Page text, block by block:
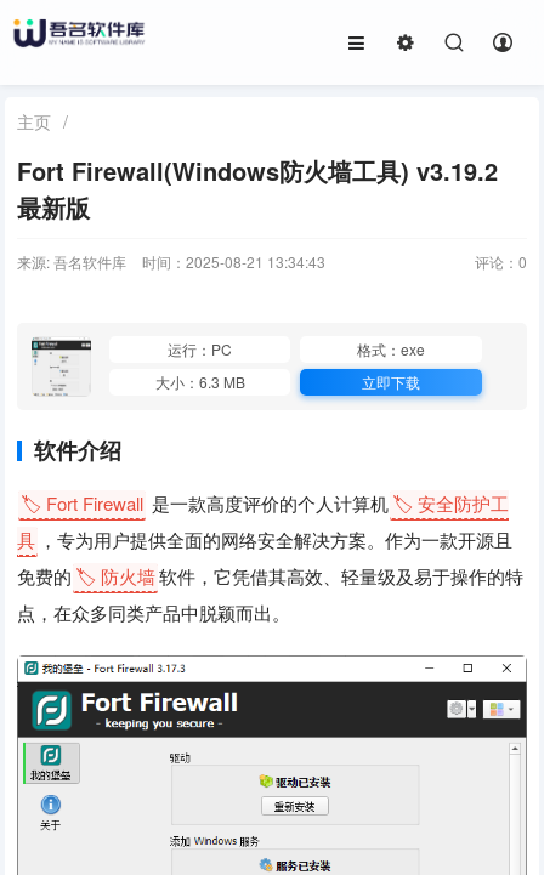
主页 /
Fort Firewall(Windows防火墙工具) v3.19.2
最新版
来源: 吾名软件库 时间：2025-08-21 13:34:43 评论： 0
运行：PC
格式：exe
大小：6.3 MB
立即下载
软件介绍
🏷️ Fort Firewall 是一款高度评价的个人计算机🏷️ 安全防护工
具 ，专为用户提供全面的网络安全解决方案。作为一款开源且
免费的 🏷️ 防火墙软件，它凭借其高效、轻量级及易于操作的特
点，在众多同类产品中脱颖而出。